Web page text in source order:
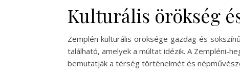
Kulturális örökség
Zemplén kulturális öröksége gazdag és
található, amelyek a múltat idézik. A Zempléni-
bemutatják a térség történelmét és